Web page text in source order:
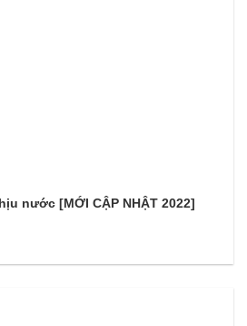
nước [MỚI CẬP NHẬT 2022]